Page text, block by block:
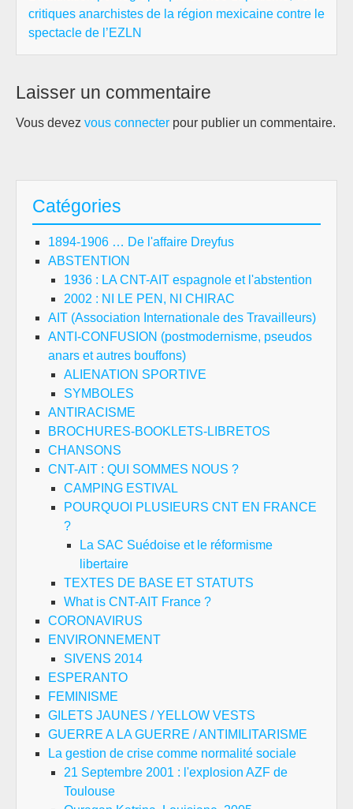
critiques anarchistes de la région mexicaine contre le
spectacle de l’EZLN
Laisser un commentaire
Vous devez vous connecter pour publier un commentaire.
Catégories
1894-1906 … De l'affaire Dreyfus
ABSTENTION
1936 : LA CNT-AIT espagnole et l'abstention
2002 : NI LE PEN, NI CHIRAC
AIT (Association Internationale des Travailleurs)
ANTI-CONFUSION (postmodernisme, pseudos
anars et autres bouffons)
ALIENATION SPORTIVE
SYMBOLES
ANTIRACISME
BROCHURES-BOOKLETS-LIBRETOS
CHANSONS
CNT-AIT : QUI SOMMES NOUS ?
CAMPING ESTIVAL
POURQUOI PLUSIEURS CNT EN FRANCE
?
La SAC Suédoise et le réformisme
libertaire
TEXTES DE BASE ET STATUTS
What is CNT-AIT France ?
CORONAVIRUS
ENVIRONNEMENT
SIVENS 2014
ESPERANTO
FEMINISME
GILETS JAUNES / YELLOW VESTS
GUERRE A LA GUERRE / ANTIMILITARISME
La gestion de crise comme normalité sociale
21 Septembre 2001 : l'explosion AZF de
Toulouse